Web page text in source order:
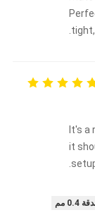
It's a
it
مم